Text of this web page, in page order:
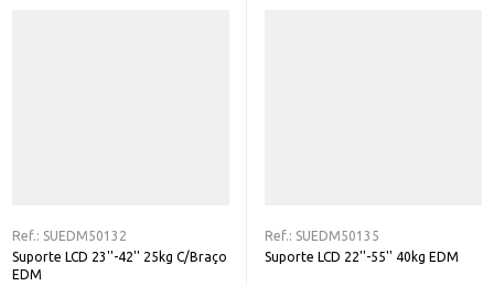
Ref.: SUEDM50132
Suporte LCD 23''-42'' 25kg C/Braço
EDM
Ref.: SUEDM50135
Suporte LCD 22''-55'' 40kg EDM